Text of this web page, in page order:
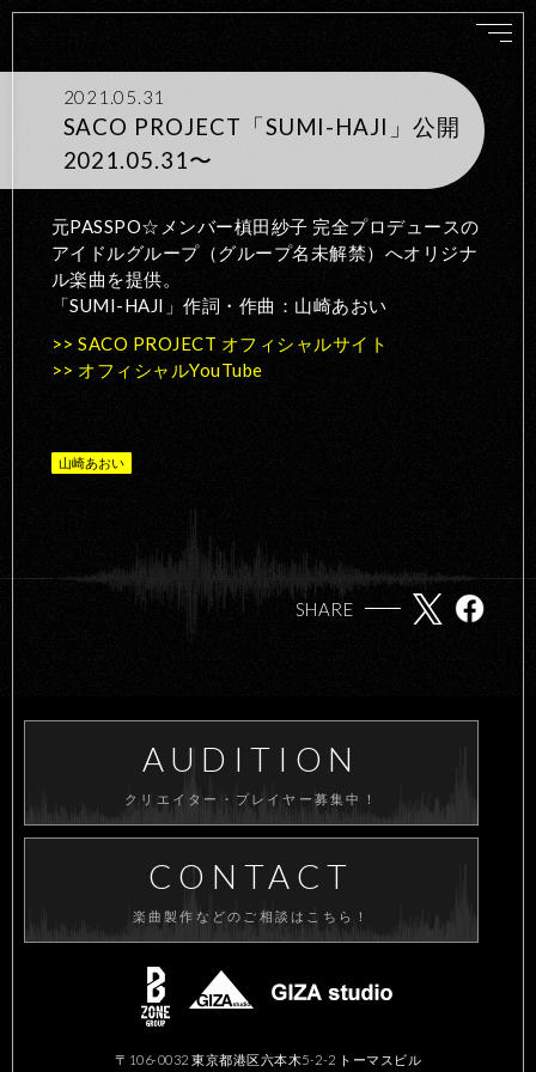
2021.05.31
SACO PROJECT「SUMI-HAJI」公開
2021.05.31〜
元PASSPO☆メンバー槙田紗子 完全プロデュースの
アイドルグループ（グループ名未解禁）へオリジナ
ル楽曲を提供。
「SUMI-HAJI」作詞・作曲：山崎あおい
>> SACO PROJECT オフィシャルサイト
>> オフィシャルYouTube
山崎あおい
SHARE
〒106-0032 東京都港区六本木5-2-2 トーマスビル
AUDITION
クリエイター・プレイヤー募集中！
CONTACT
楽曲製作などのご相談はこちら！